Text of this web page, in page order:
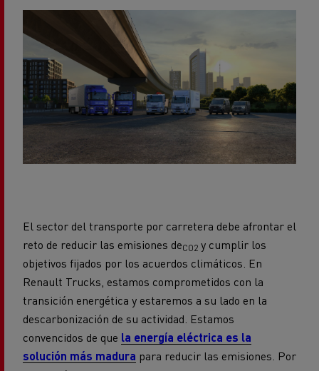
El sector del transporte por carretera debe afrontar el
reto de reducir las emisiones deCO2 y cumplir los
objetivos fijados por los acuerdos climáticos. En
Renault Trucks, estamos comprometidos con la
transición energética y estaremos a su lado en la
descarbonización de su actividad. Estamos
convencidos de que la energía eléctrica es la
solución más madura para reducir las emisiones. Por